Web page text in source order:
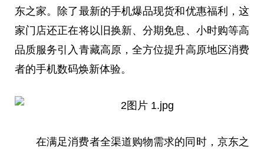
东之家。除了最新的手机爆品现货和优惠福利，这
家门店还正在将以旧换新、分期免息、小时购等高
品质服务引入青藏高原，全方位提升高原地区消费
者的手机数码焕新体验。
在满足消费者全渠道购物需求的同时，京东之